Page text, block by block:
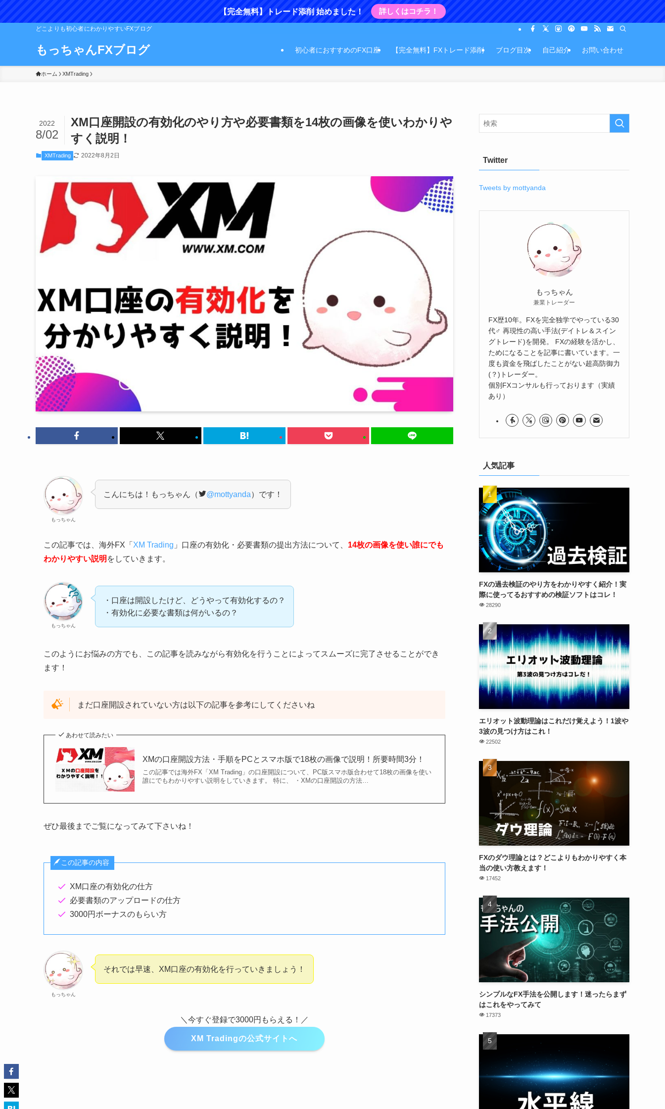
【完全無料】トレード添削 始めました！ 詳しくはコチラ！
どこよりも初心者にわかりやすいFXブログ
もっちゃんFXブログ 初心者におすすめのFX口座 【完全無料】FXトレード添削 ブログ目次 自己紹介 お問い合わせ
ホーム XMTrading
XM口座開設の有効化のやり方や必要書類を14枚の画像を使いわかりや
すく説明！
2022
8/02
XMTrading 2022年8月2日
もっちゃん
こんにちは！もっちゃん（ @mottyanda）です！
この記事では、海外FX「 XM Trading 」口座の有効化・必要書類の提出方法について、 14枚の画像を使い誰にでも
わかりやすい説明 をしていきます。
もっちゃん
・口座は開設したけど、どうやって有効化するの？
・有効化に必要な書類は何がいるの？
このようにお悩みの方でも、この記事を読みながら有効化を行うことによってスムーズに完了させることができ
ます！
まだ口座開設されていない方は以下の記事を参考にしてくださいね
あわせて読みたい
XMの口座開設方法・手順をPCとスマホ版で18枚の画像で説明！所要時間3分！
この記事では海外FX「XM Trading」の口座開設について、PC版スマホ版合わせて18枚の画像を使い
誰にでもわかりやすい説明をしていきます。 特に、 ・XMの口座開設の方法…
ぜひ最後までご覧になってみて下さいね！
この記事の内容
XM口座の有効化の仕方
必要書類のアップロードの仕方
3000円ボーナスのもらい方
もっちゃん
それでは早速、XM口座の有効化を行っていきましょう！
＼今すぐ登録で3000円もらえる！／
XM Tradingの公式サイトへ
Twitter
Tweets by mottyanda
もっちゃん
兼業トレーダー
FX歴10年。FXを完全独学でやっている30
代♂️ 再現性の高い手法(デイトレ＆スイン
グトレード)を開発。 FXの経験を活かし、
ためになることを記事に書いています。一
度も資金を飛ばしたことがない超高防御力
(？)トレーダー。
個別FXコンサルも行っております（実績
あり）
人気記事
FXの過去検証のやり方をわかりやすく紹介！実
際に使ってるおすすめの検証ソフトはコレ！
28290
エリオット波動理論はこれだけ覚えよう！1波や
3波の見つけ方はこれ！
22502
FXのダウ理論とは？どこよりもわかりやすく本
当の使い方教えます！
17452
シンプルなFX手法を公開します！迷ったらまず
はこれをやってみて
17373